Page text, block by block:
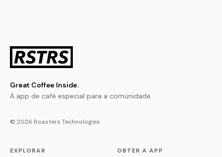
Great Coffee Inside.
A app de café especial para a comunidade.
© 2026 Roasters Technologies
EXPLORAR OBTER A APP